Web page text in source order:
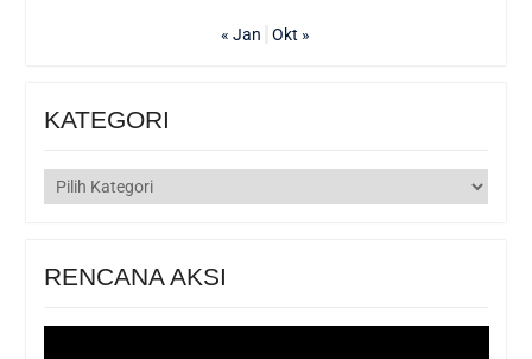
« Jan Okt »
KATEGORI
KATEGORI
RENCANA AKSI